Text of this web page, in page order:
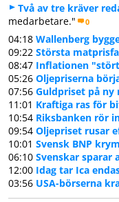
Två av tre kräver
medarbetare."
0
04:18 Wallenberg
09:22 Största
08:47 Inflationen
05:26 Oljepriserna
07:56 Guldpriset på ny
11:01 Kraftiga ras för
10:54 Riksbanken rör
09:54 Oljepriset rusar
10:01 Svensk BNP
06:10 Svenskar sparar
12:00 Idag tar Ica
03:56 USA-börserna